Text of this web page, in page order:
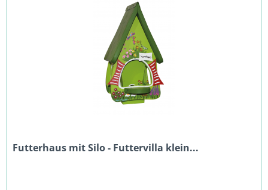
Futterhaus mit Silo - Futtervilla klein...